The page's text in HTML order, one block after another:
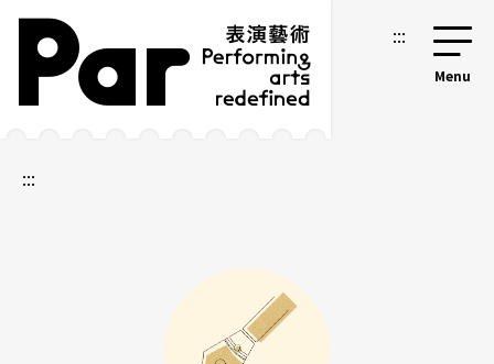
跳到主要内容区块
网站导览 :::
:::